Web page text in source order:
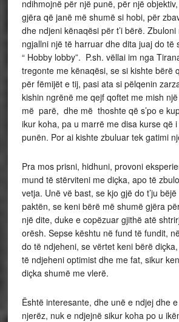
ndihmojnë për një punë, për një
gjëra që janë më shumë si hobi, për
dhe ndjeni kënaqësi për t’i bërë.
ngjallni një të harruar dhe dita juaj do të
“ Hobby lobby”. P.sh. vëllai im nga
tregonte me kënaqësi, se si kishte bërë
për fëmijët e tij, pasi ata si pëlqenin
kishin ngrënë me qejf qoftet me mish
më parë, dhe më thoshte që s’po e
ikur koha, pa u marrë me disa kurse që
punën. Por ai kishte zbuluar tek gatimi
Pra mos prisni, hidhuni, provoni
mund të stërviteni me diçka, apo të
vetja. Unë vë bast, se kjo gjë do t’ju
paktën, se keni bërë më shumë gjëra
një dite, duke e copëzuar gjithë atë
orësh. Sepse kështu në fund të fundit,
do të ndjeheni, se vërtet keni bërë
të ndjeheni optimist dhe me fat, sikur
diçka shumë me vlerë.
Është interesante, dhe unë e ndjej dhe
njerëz, nuk e ndjejnë sikur koha po u